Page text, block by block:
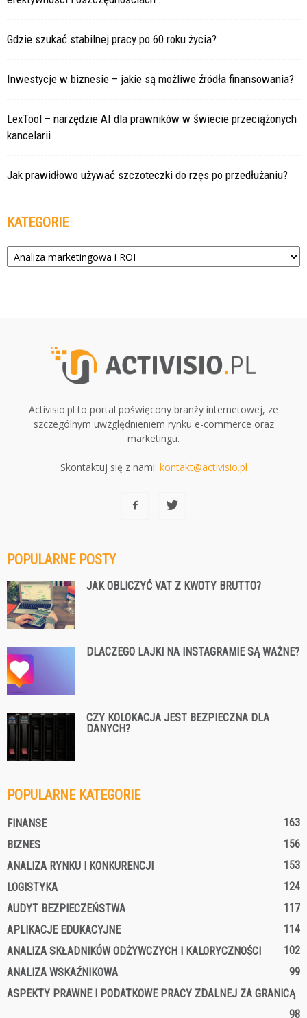
Gdzie szukać stabilnej pracy po 60 roku życia?
Inwestycje w biznesie – jakie są możliwe źródła finansowania?
LexTool – narzędzie AI dla prawników w świecie przeciążonych
kancelarii
Jak prawidłowo używać szczoteczki do rzęs po przedłużaniu?
KATEGORIE
Kategorie
Activisio.pl to portal poświęcony branży internetowej, ze
szczególnym uwzględnieniem rynku e-commerce oraz
marketingu.
Skontaktuj się z nami: kontakt@activisio.pl
POPULARNE POSTY
JAK OBLICZYĆ VAT Z KWOTY BRUTTO?
DLACZEGO LAJKI NA INSTAGRAMIE SĄ WAŻNE?
CZY KOLOKACJA JEST BEZPIECZNA DLA
DANYCH?
POPULARNE KATEGORIE
FINANSE
163
BIZNES
156
ANALIZA RYNKU I KONKURENCJI
153
LOGISTYKA
124
AUDYT BEZPIECZEŃSTWA
117
APLIKACJE EDUKACYJNE
114
ANALIZA SKŁADNIKÓW ODŻYWCZYCH I KALORYCZNOŚCI
102
ANALIZA WSKAŹNIKOWA
99
ASPEKTY PRAWNE I PODATKOWE PRACY ZDALNEJ ZA GRANICĄ
98